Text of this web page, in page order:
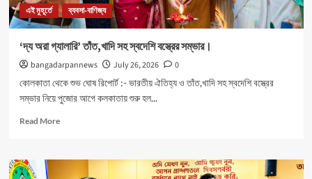
এই মুহূর্তে ব্যবসা-বাণিজ্য
‘দ্য অরা গ্যালারি’ তাঁত,খাদি সহ স্বদেশি বস্ত্রের সম্ভার।
bangadarpannews July 26, 2026
0
কোলকাতা থেকে শুভ ঘোষ রিপোর্ট :- ভারতীয় ঐতিহ্য ও তাঁত,খাদি সহ স্বদেশি বস্ত্রের
সম্ভার নিয়ে পুজোর আগে কলকাতায় শুরু হল...
Read MoreRead
‘দ্য